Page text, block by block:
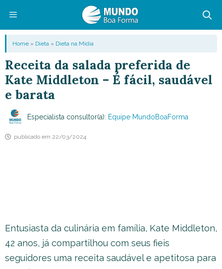
conteúdo
Menu
Home » Dieta » Dieta na Mídia
Receita da salada preferida de
Kate Middleton – É fácil, saudável
e barata
Especialista consultor(a): Equipe MundoBoaForma
publicado em 22/03/2024
Entusiasta da culinária em família, Kate Middleton,
42 anos, já compartilhou com seus fieis
seguidores uma receita saudável e apetitosa para